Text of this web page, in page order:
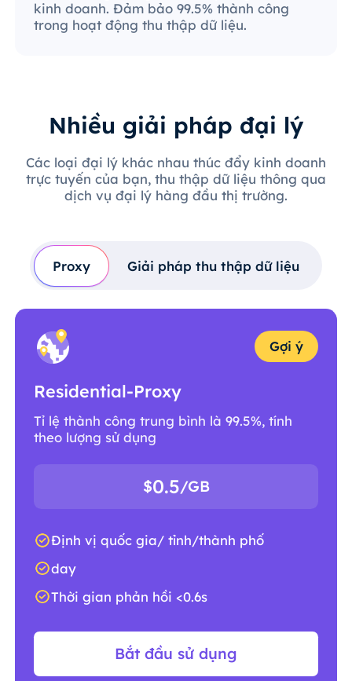
kinh doanh. Đảm bảo 99.5% thành công
trong hoạt động thu thập dữ liệu.
Nhiều giải pháp đại lý
Các loại đại lý khác nhau thúc đẩy kinh doanh
trực tuyến của bạn, thu thập dữ liệu thông qua
dịch vụ đại lý hàng đầu thị trường.
Proxy Giải pháp thu thập dữ liệu
Gợi ý
Residential-Proxy
Tỉ lệ thành công trung bình là 99.5%, tính
theo lượng sử dụng
$0.5/GB
Định vị quốc gia/ tỉnh/thành phố
day
Thời gian phản hồi <0.6s
Bắt đầu sử dụng